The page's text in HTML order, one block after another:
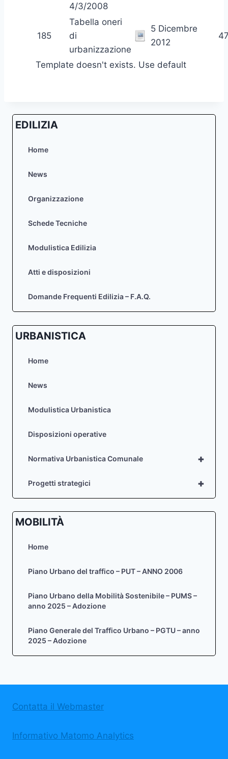
4/3/2008
185
Tabella oneri
di
urbanizzazione
5 Dicembre
2012
Template doesn't exists. Use default
EDILIZIA
Home
News
Organizzazione
Schede Tecniche
Modulistica Edilizia
Atti e disposizioni
Domande Frequenti Edilizia – F.A.Q.
URBANISTICA
Home
News
Modulistica Urbanistica
Disposizioni operative
+
Normativa Urbanistica Comunale
+
Progetti strategici
MOBILITÀ
Home
Piano Urbano del traffico – PUT – ANNO 2006
Piano Urbano della Mobilità Sostenibile – PUMS –
anno 2025 – Adozione
Piano Generale del Traffico Urbano – PGTU – anno
2025 – Adozione
Contatta il Webmaster
Informativo Matomo Analytics